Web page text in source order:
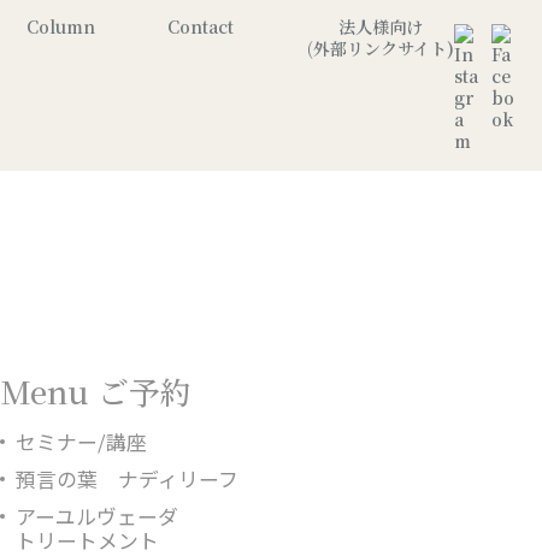
Column Contact
法人様向け
(外部リンクサイト)
Menu ご予約
セミナー/講座
預言の葉 ナディリーフ
アーユルヴェーダ
トリートメント